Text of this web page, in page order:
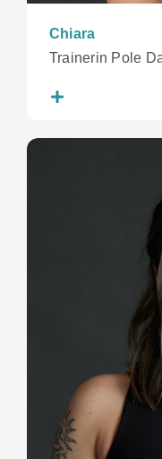
Chiara
Trainerin Pole